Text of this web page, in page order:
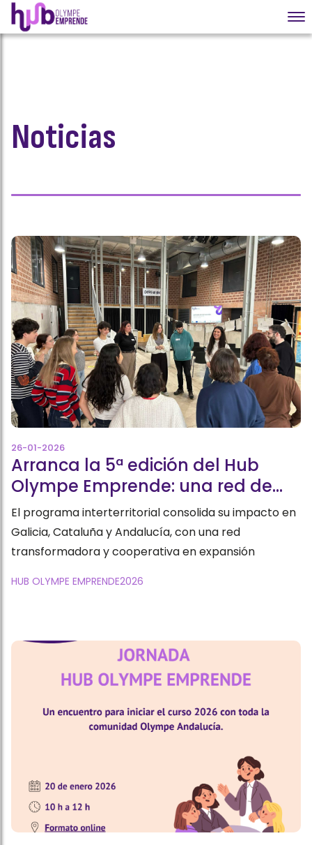
Noticias
26-01-2026
Arranca la 5ª edición del Hub
Olympe Emprende: una red de
mujeres impulsando la economía
social en Galicia, Cataluña y
Andalucía
El programa interterritorial consolida su impacto en
Galicia, Cataluña y Andalucía, con una red
transformadora y cooperativa en expansión
HUB OLYMPE EMPRENDE2026